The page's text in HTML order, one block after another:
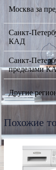
Москва за
Санкт-
КАД
Санкт-
пределами
Другие
Похожие